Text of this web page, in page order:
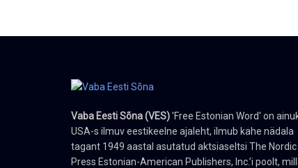
Vaba Eesti Sõna (VES)'Free Estonian Word' on
USA-s ilmuv eestikeelne ajaleht, ilmub kahe nädala
tagant 1949 aastal asutatud aktsiaseltsi The Nordic
Press Estonian-American Publishers, Inc.’i poolt,